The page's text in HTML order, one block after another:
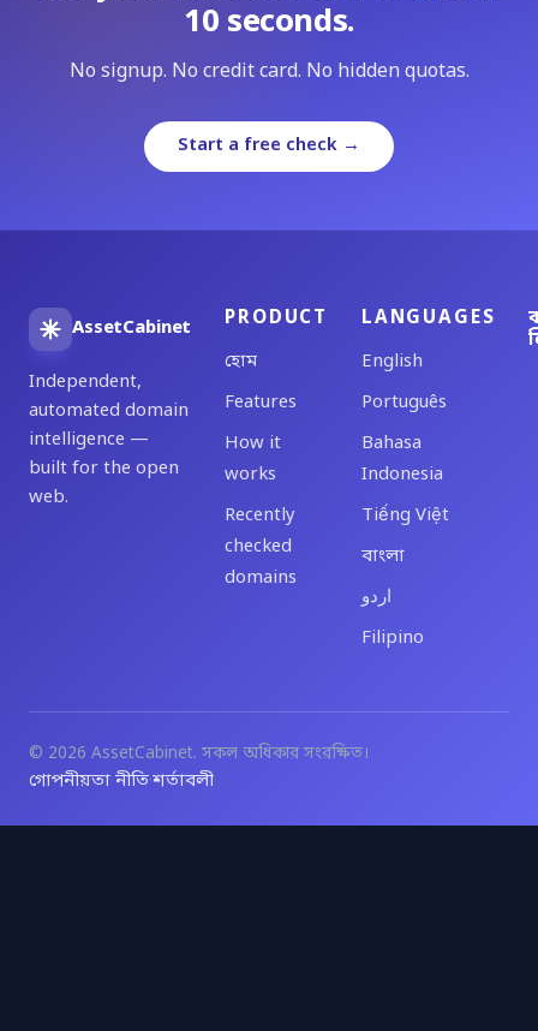
10 seconds.
No signup. No credit card. No hidden quotas.
Start a free check →
AssetCabinet
Independent,
automated domain
intelligence —
built for the open
web.
PRODUCT
হোম
Features
How it
works
Recently
checked
domains
LANGUAGES
English
Português
Bahasa
Indonesia
Tiếng Việt
বাংলা
اردو
Filipino
© 2026 AssetCabinet. সকল অধিকার সংরক্ষিত।
গোপনীয়তা নীতি·শর্তাবলী